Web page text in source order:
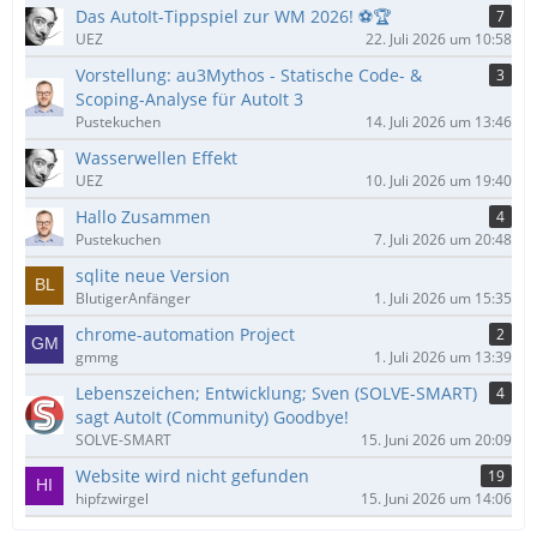
Das AutoIt-Tippspiel zur WM 2026! ⚽🏆
7
UEZ
22. Juli 2026 um 10:58
Vorstellung: au3Mythos - Statische Code- &
Scoping-Analyse für AutoIt 3
3
Pustekuchen 14. Juli 2026 um 13:46
Wasserwellen Effekt
UEZ 10. Juli 2026 um 19:40
Hallo Zusammen
4
Pustekuchen
7. Juli 2026 um 20:48
sqlite neue Version
BlutigerAnfänger 1. Juli 2026 um 15:35
chrome-automation Project
2
gmmg
1. Juli 2026 um 13:39
Lebenszeichen; Entwicklung; Sven (SOLVE-SMART)
sagt AutoIt (Community) Goodbye!
4
SOLVE-SMART 15. Juni 2026 um 20:09
Website wird nicht gefunden
19
hipfzwirgel
15. Juni 2026 um 14:06